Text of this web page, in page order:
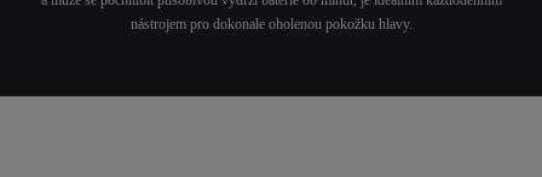
nástrojem pro dokonale oholenou pokožku hlavy.